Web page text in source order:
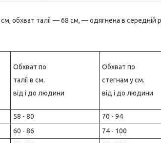
обхват талії — 68 см, — одягнена в середній
Обхват по
талії в см.
від і до людини
Обхват по
стегнам у см.
від і до людини
58 - 80
70 - 94
60 - 86
74 - 100